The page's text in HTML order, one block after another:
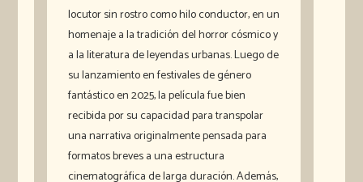
locutor sin rostro como hilo conductor, en un
homenaje a la tradición del horror cósmico y
a la literatura de leyendas urbanas. Luego de
su lanzamiento en festivales de género
fantástico en 2025, la película fue bien
recibida por su capacidad para transpolar
una narrativa originalmente pensada para
formatos breves a una estructura
cinematográfica de larga duración. Además,